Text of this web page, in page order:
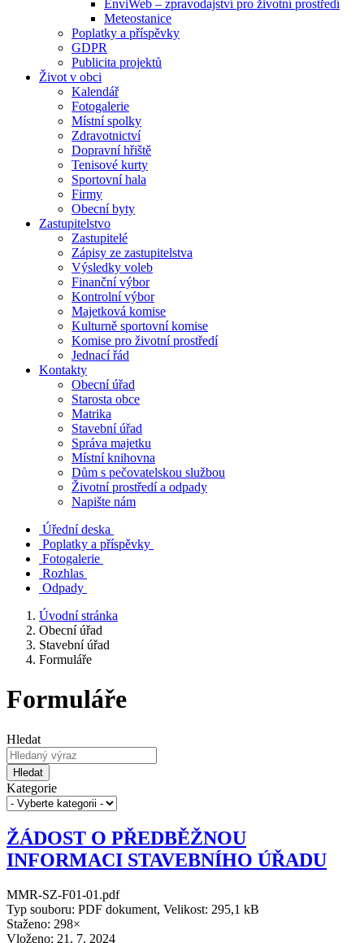
EnviWeb – zpravodajství pro životní prostředí
Meteostanice
Poplatky a příspěvky
GDPR
Publicita projektů
Život v obci
Kalendář
Fotogalerie
Místní spolky
Zdravotnictví
Dopravní hřiště
Tenisové kurty
Sportovní hala
Firmy
Obecní byty
Zastupitelstvo
Zastupitelé
Zápisy ze zastupitelstva
Výsledky voleb
Finanční výbor
Kontrolní výbor
Majetková komise
Kulturně sportovní komise
Komise pro životní prostředí
Jednací řád
Kontakty
Obecní úřad
Starosta obce
Matrika
Stavební úřad
Správa majetku
Místní knihovna
Dům s pečovatelskou službou
Životní prostředí a odpady
Napište nám
Úřední deska
Poplatky a příspěvky
Fotogalerie
Rozhlas
Odpady
Úvodní stránka
Obecní úřad
Stavební úřad
Formuláře
Formuláře
Hledat
Hledat
Kategorie
ŽÁDOST O PŘEDBĚŽNOU
INFORMACI STAVEBNÍHO ÚŘADU
MMR-SZ-F01-01.pdf
Typ souboru: PDF dokument, Velikost: 295,1 kB
Staženo: 298×
Vloženo: 21. 7. 2024